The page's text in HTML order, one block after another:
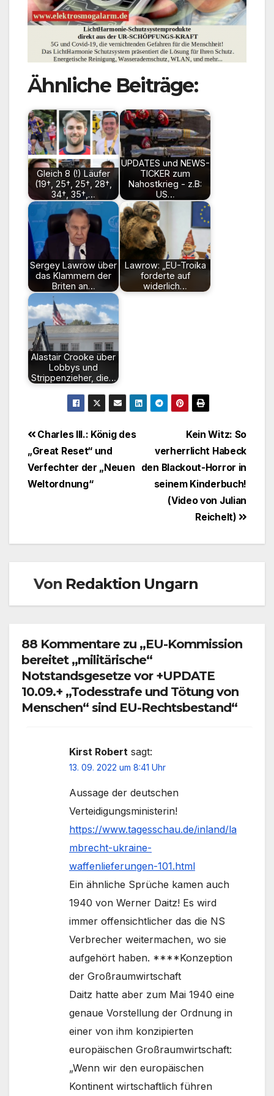
Ähnliche Beiträge:
Gleich 8 (!) Läufer
(19†, 25†, 25†, 28†,
34†, 35†,…
UPDATES und NEWS-
TICKER zum
Nahostkrieg - z.B:
US…
Sergey Lawrow über
das Klammern der
Briten an…
Lawrow: „EU-Troika
forderte auf
widerlich…
Alastair Crooke über
Lobbys und
Strippenzieher, die…
BeitragsnavigationKein Witz: So
verherrlicht Habeck
den Blackout-Horror in
seinem Kinderbuch!
(Video von Julian
Reichelt)
Charles III.: König des
„Great Reset“ und
Verfechter der „Neuen
Weltordnung“
Von Redaktion Ungarn
88 Kommentare zu „EU-Kommission
bereitet „militärische“
Notstandsgesetze vor +UPDATE
10.09.+ „Todesstrafe und Tötung von
Menschen“ sind EU-Rechtsbestand“
Kirst Robert sagt:
13. 09. 2022 um 8:41 Uhr
Aussage der deutschen
Verteidigungsministerin!
https://www.tagesschau.de/inland/la
mbrecht-ukraine-
waffenlieferungen-101.html
Ein ähnliche Sprüche kamen auch
1940 von Werner Daitz! Es wird
immer offensichtlicher das die NS
Verbrecher weitermachen, wo sie
aufgehört haben. ****Konzeption
der Großraumwirtschaft
Daitz hatte aber zum Mai 1940 eine
genaue Vorstellung der Ordnung in
einer von ihm konzipierten
europäischen Großraumwirtschaft:
„Wenn wir den europäischen
Kontinent wirtschaftlich führen